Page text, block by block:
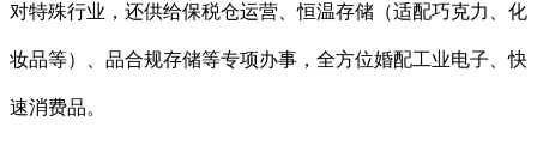
对特殊行业，还供给保税仓运营、恒温存储（适配巧克力、化
妆品等）、品合规存储等专项办事，全方位婚配工业电子、快
速消费品。